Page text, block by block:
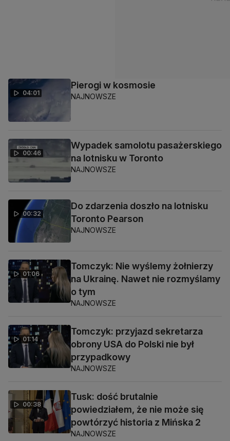
04:01
Pierogi w kosmosie
NAJNOWSZE
00:46
Wypadek samolotu pasażerskiego
na lotnisku w Toronto
NAJNOWSZE
00:32
Do zdarzenia doszło na lotnisku
Toronto Pearson
NAJNOWSZE
01:06
Tomczyk: Nie wyślemy żołnierzy
na Ukrainę. Nawet nie rozmyślamy
o tym
NAJNOWSZE
01:14
Tomczyk: przyjazd sekretarza
obrony USA do Polski nie był
przypadkowy
NAJNOWSZE
00:38
Tusk: dość brutalnie
powiedziałem, że nie może się
powtórzyć historia z Mińska 2
NAJNOWSZE